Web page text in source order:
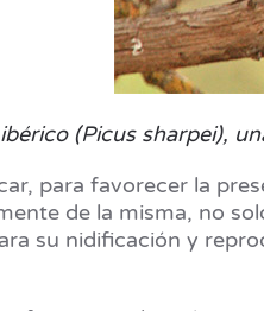
(Picus sharpei),
para favorecer la
de la misma, no
su nidificación y